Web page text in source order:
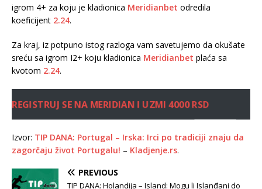
igrom 4+ za koju je kladionica Meridianbet odredila
koeficijent 2.24.
Za kraj, iz potpuno istog razloga vam savetujemo da okušate
sreću sa igrom I2+ koju kladionica Meridianbet plaća sa
kvotom 2.24.
REGISTRUJ SE NA MERIDIAN I UZMI 4000 RSD
Izvor: TIP DANA: Portugal – Irska: Irci po tradiciji znaju da
zagorčaju život Portugalu! – Kladjenje.rs.
PREVIOUS
TIP DANA: Holandija – Island: Mogu li Islanđani do